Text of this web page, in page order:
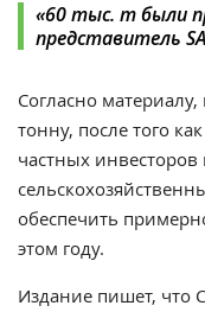
«60 тыс. т были
представитель
Согласно
тонну, после того
частных
обеспечить
этом году.
Издание пишет, что